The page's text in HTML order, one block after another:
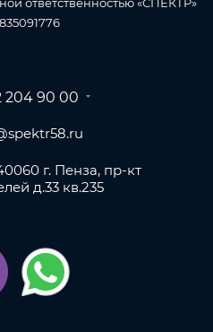
204 90 00
г. Пенза, пр-кт
д.33 кв.235